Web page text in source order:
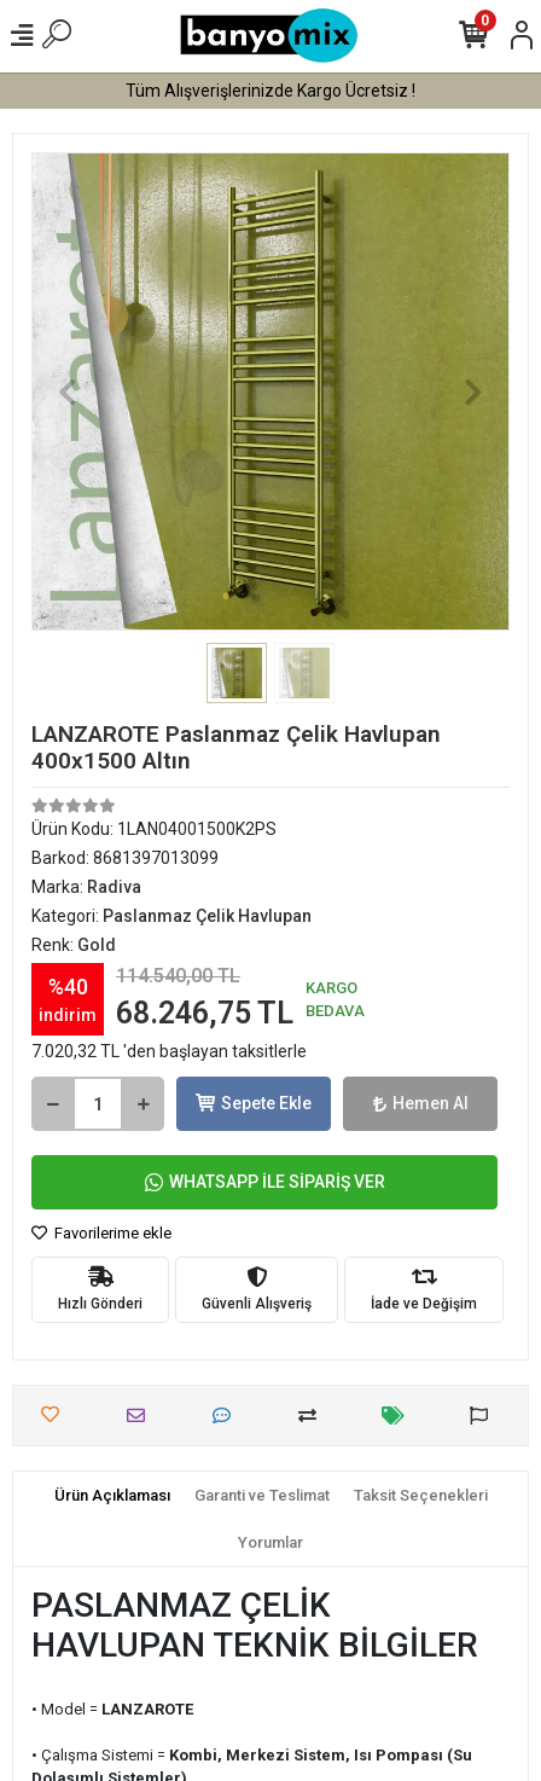
Tüm Alışverişlerinizde Kargo Ücretsiz !
0
LANZAROTE Paslanmaz Çelik Havlupan
400x1500 Altın
Ürün Kodu: 1LAN04001500K2PS
Barkod: 8681397013099
Marka: Radiva
Kategori: Paslanmaz Çelik Havlupan
Renk: Gold
%40
indirim
114.540,00 TL
68.246,75 TL
KARGO
BEDAVA
7.020,32 TL 'den başlayan taksitlerle
Sepete Ekle Hemen Al
WHATSAPP İLE SİPARİŞ VER
Favorilerime ekle
Hızlı Gönderi Güvenli Alışveriş İade ve Değişim
Ürün Açıklaması Garanti ve Teslimat Taksit Seçenekleri
Yorumlar
PASLANMAZ ÇELİK
HAVLUPAN TEKNİK BİLGİLER
• Model = LANZAROTE
• Çalışma Sistemi = Kombi, Merkezi Sistem, Isı Pompası (Su